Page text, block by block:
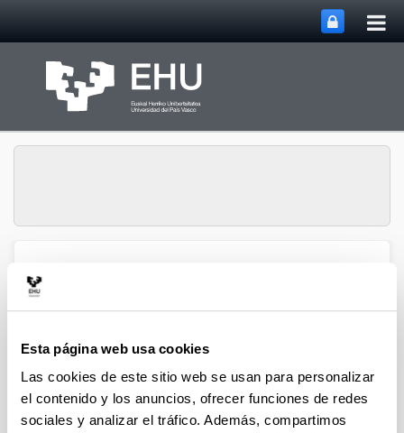
Esta página web usa cookies
Las cookies de este sitio web se usan para personalizar
el contenido y los anuncios, ofrecer funciones de redes
sociales y analizar el tráfico. Además, compartimos
Historia Urbana.
Hiri-Historia